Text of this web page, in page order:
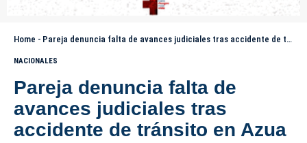
Home - Pareja denuncia falta de avances judiciales tras accidente de tránsito en Azua
NACIONALES
Pareja denuncia falta de
avances judiciales tras
accidente de tránsito en Azua